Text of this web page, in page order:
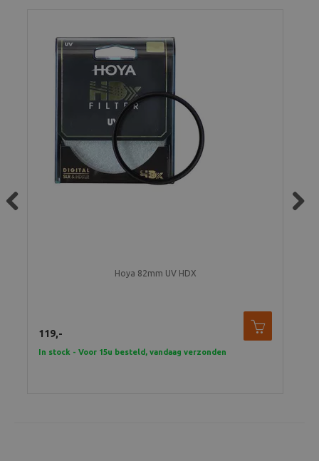
Hoya 82mm UV HDX
119,-
In stock - Voor 15u besteld, vandaag verzonden